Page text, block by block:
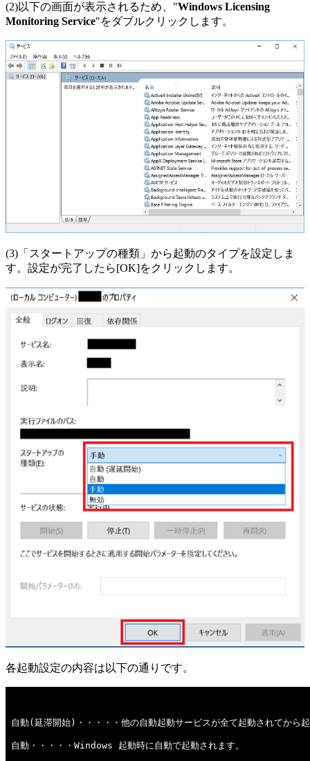
(2)以下の画面が表示されるため、"Windows Licensing
Monitoring Service"をダブルクリックします。
(3)「スタートアップの種類」から起動のタイプを設定しま
す。設定が完了したら[OK]をクリックします。
各起動設定の内容は以下の通りです。
自動(延滞開始)・・・・・他の自動起動サービスが全て起動されてから
自動・・・・・Windows 起動時に自動で起動されます。